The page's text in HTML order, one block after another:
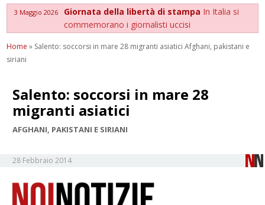
3 Maggio 2026 Giornata della libertà di stampa In Italia si
commemorano i giornalisti uccisi
Home » Salento: soccorsi in mare 28 migranti asiatici Afghani, pakistani e
siriani
Salento: soccorsi in mare 28
migranti asiatici
AFGHANI, PAKISTANI E SIRIANI
28 Febbraio 2014